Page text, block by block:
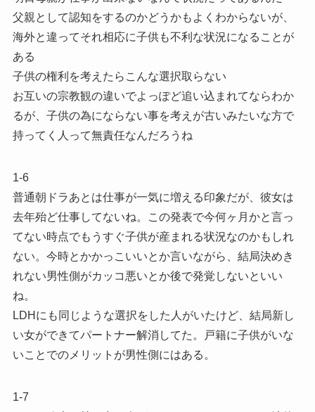
父親として認知をするのかどうかもよくわからないが、
海外と違ってそれ相応に子供も不利な状況になることが
ある
子供の権利を考えたらこんな選択取らない
お互いの宗教観の違いでよっぽど追い込まれてならわか
るが、子供の為にならない事を考えが古いみたいな方で
持ってく人って無責任なんだろうね
1-6
普通朝ドラあとは仕事が一気に増える印象だが、彼女は
去年殆ど仕事してないね。この発表で今何ヶ月かと言っ
てない時点でもうすぐ子供が産まれる状況なのかもしれ
ない。今時とかかっこいいとか言いながら、結局決めき
れない男性側がカッコ悪いとか後で発覚しないといい
ね。
LDHにも同じような選択をした人がいたけど、結局新し
い女ができてパートナー解消してた。戸籍に子供がいな
いことでのメリットが男性側にはある。
1-7